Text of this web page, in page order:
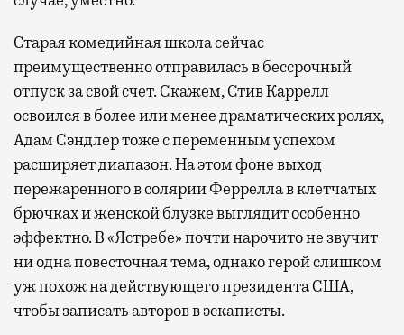
Старая комедийная школа сейчас
преимущественно отправилась в бессрочный
отпуск за свой счет. Скажем, Стив Каррелл
освоился в более или менее драматических ролях,
Адам Сэндлер тоже с переменным успехом
расширяет диапазон. На этом фоне выход
пережаренного в солярии Феррелла в клетчатых
брючках и женской блузке выглядит особенно
эффектно. В «Ястребе» почти нарочито не звучит
ни одна повесточная тема, однако герой слишком
уж похож на действующего президента США,
чтобы записать авторов в эскаписты.